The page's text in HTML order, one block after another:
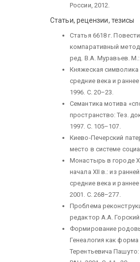
России, 2012.
Статьи, рецензии, тезисы
Статья 6618 г.
компаративный метод
ред. В.А. Муравьев. М.:
Княжеская символика
средние века и
1996. С. 20–23.
Семантика мотива
пространство: Тез.
1997. С. 105–107.
Киево-Печерский
место в системе
Монастырь в городе
начала XII в.: из
средние века и
2001. С. 268–277.
Проблема
редактор А.А.
Формирование
Генеалогия как
Терентьевича